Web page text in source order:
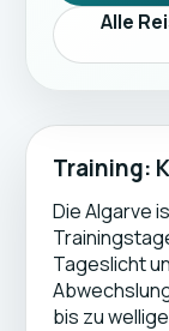
Alle
Training:
Die Algarve
Tageslicht
bis zu